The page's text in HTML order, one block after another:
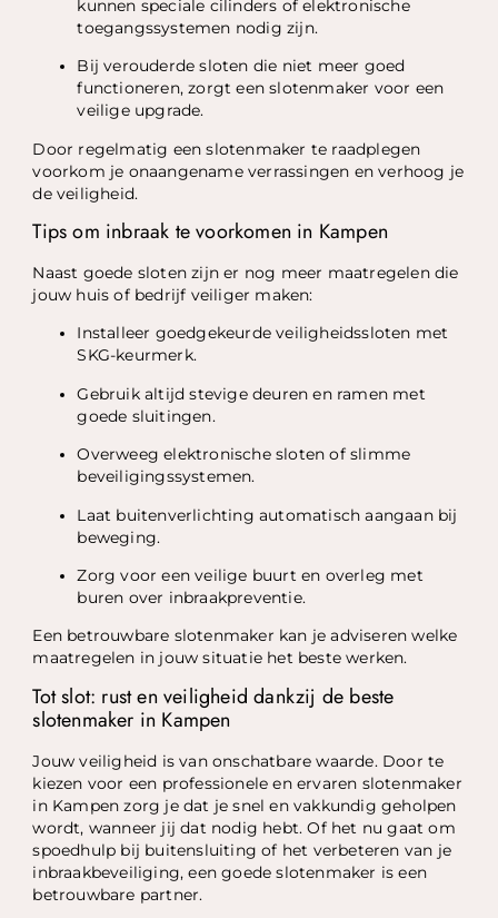
kunnen speciale cilinders of elektronische
toegangssystemen nodig zijn.
Bij verouderde sloten die niet meer goed
functioneren, zorgt een slotenmaker voor een
veilige upgrade.
Door regelmatig een slotenmaker te raadplegen
voorkom je onaangename verrassingen en verhoog je
de veiligheid.
Tips om inbraak te voorkomen in Kampen
Naast goede sloten zijn er nog meer maatregelen die
jouw huis of bedrijf veiliger maken:
Installeer goedgekeurde veiligheidssloten met
SKG-keurmerk.
Gebruik altijd stevige deuren en ramen met
goede sluitingen.
Overweeg elektronische sloten of slimme
beveiligingssystemen.
Laat buitenverlichting automatisch aangaan bij
beweging.
Zorg voor een veilige buurt en overleg met
buren over inbraakpreventie.
Een betrouwbare slotenmaker kan je adviseren welke
maatregelen in jouw situatie het beste werken.
Tot slot: rust en veiligheid dankzij de beste
slotenmaker in Kampen
Jouw veiligheid is van onschatbare waarde. Door te
kiezen voor een professionele en ervaren slotenmaker
in Kampen zorg je dat je snel en vakkundig geholpen
wordt, wanneer jij dat nodig hebt. Of het nu gaat om
spoedhulp bij buitensluiting of het verbeteren van je
inbraakbeveiliging, een goede slotenmaker is een
betrouwbare partner.